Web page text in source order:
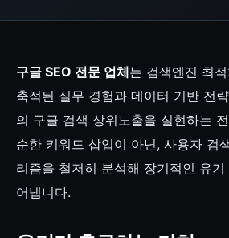
구글 SEO 전문 업체는 검색엔진 최
축적된 실무 경험과 데이터 기반 전
의 구글 검색 상위노출을 실현하는
순한 키워드 삽입이 아닌, 사용자 검
리즘을 철저히 분석해 장기적인 유
어냅니다.